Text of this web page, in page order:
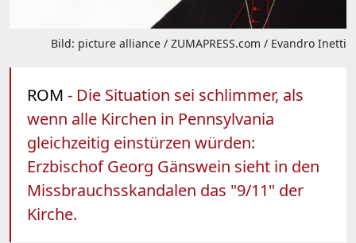
Bild: picture alliance / ZUMAPRESS.com / Evandro Inetti
ROM - Die Situation sei schlimmer, als
wenn alle Kirchen in Pennsylvania
gleichzeitig einstürzen würden:
Erzbischof Georg Gänswein sieht in den
Missbrauchsskandalen das "9/11" der
Kirche.